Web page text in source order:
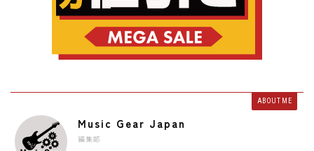
ABOUT ME
Music Gear Japan
編集部